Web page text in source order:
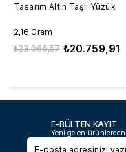
Tasarım Altın Taşlı Yüzük
2,16 Gram
₺20.759,91
₺23.066,57
E-BÜLTEN KAYIT
Yeni gelen